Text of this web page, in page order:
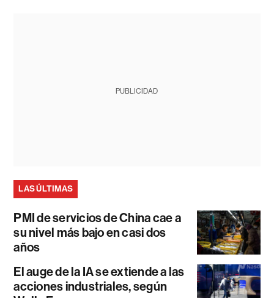
PUBLICIDAD
LAS ÚLTIMAS
PMI de servicios de China cae a
su nivel más bajo en casi dos
años
El auge de la IA se extiende a las
acciones industriales, según